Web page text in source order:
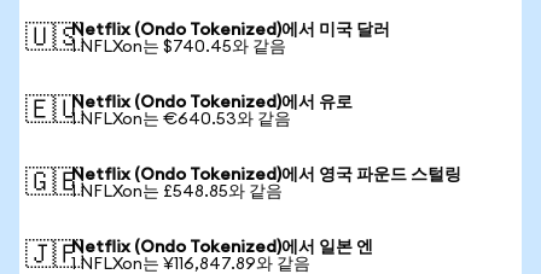
🇺🇸Netflix (Ondo Tokenized)에서 미국 달러
1 NFLXon는 $740.45와 같음
🇪🇺Netflix (Ondo Tokenized)에서 유로
1 NFLXon는 €640.53와 같음
🇬🇧Netflix (Ondo Tokenized)에서 영국 파운드 스털링
1 NFLXon는 £548.85와 같음
🇯🇵Netflix (Ondo Tokenized)에서 일본 엔
1 NFLXon는 ¥116,847.89와 같음